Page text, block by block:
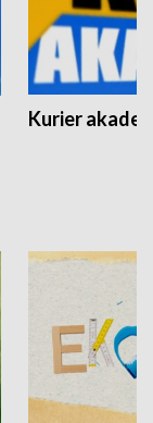
Kurier